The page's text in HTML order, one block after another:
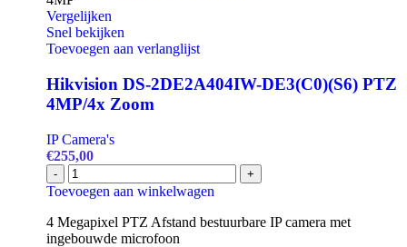
Vergelijken
Snel bekijken
Toevoegen aan verlanglijst
Hikvision DS-2DE2A404IW-DE3(C0)(S6) PTZ
4MP/4x Zoom
IP Camera's
€255,00
-
Hikvision
DS-
2DE2A404IW-
DE3(C0)
(S6)
+
Toevoegen aan winkelwagen
4 Megapixel PTZ Afstand bestuurbare IP camera met
ingebouwde microfoon